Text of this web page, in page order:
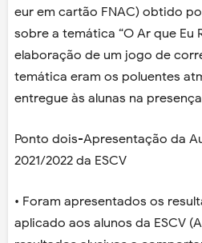
eur em cartão FNAC) obtido
sobre a temática “O Ar que Eu
elaboração de um jogo de
temática eram os poluentes
entregue às alunas na
Ponto dois-Apresentação da
2021/2022 da ESCV
• Foram apresentados os
aplicado aos alunos da ESCV